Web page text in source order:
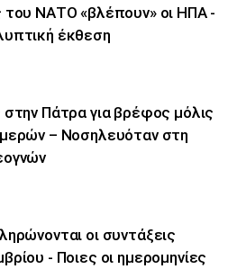
του ΝΑΤΟ «βλέπουν» οι ΗΠΑ -
έκθεση
Πάτρα για βρέφος μόλις
– Νοσηλευόταν στη
οι συντάξεις
- Ποιες οι ημερομηνίες